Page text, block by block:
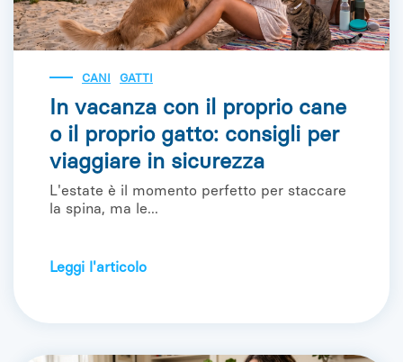
CANI GATTI
In vacanza con il proprio cane
o il proprio gatto: consigli per
viaggiare in sicurezza
L'estate è il momento perfetto per staccare
la spina, ma le...
Leggi l'articolo